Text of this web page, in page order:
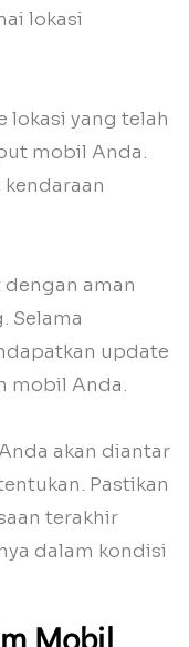
lokasi
lokasi yang telah
mobil Anda.
aman
Selama
update
mobil Anda.
akan diantar
Pastikan
terakhir
dalam kondisi